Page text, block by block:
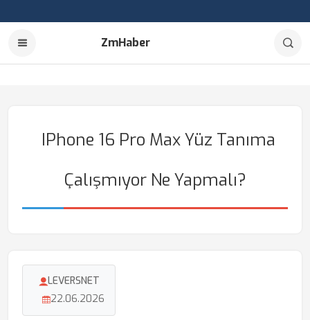
ZmHaber
IPhone 16 Pro Max Yüz Tanıma
Çalışmıyor Ne Yapmalı?
LEVERSNET
22.06.2026